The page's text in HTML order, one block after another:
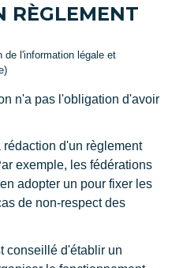
RÈGLEMENT
de l'information légale et
n'a pas l'obligation d'avoir
d'un règlement
exemple, les fédérations
adopter un pour fixer les
de non-respect des
conseillé d'établir un